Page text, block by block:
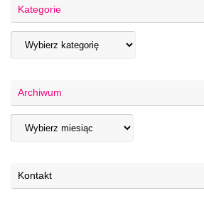
Kategorie
Archiwum
Kontakt